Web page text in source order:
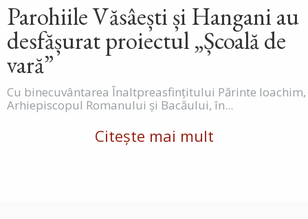
Parohiile Văsâești și Hangani au
desfășurat proiectul „Școală de
vară”
Cu binecuvântarea Înaltpreasfințitului Părinte Ioachim,
Arhiepiscopul Romanului și Bacăului, în...
Citește mai mult